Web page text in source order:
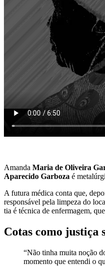
Amanda Maria de Oliveira
Aparecido Garboza é
A futura médica conta que,
responsável pela limpeza do
tia é técnica de enfermagem,
Cotas como justiça
“Não tinha muita noção
momento que entendi o